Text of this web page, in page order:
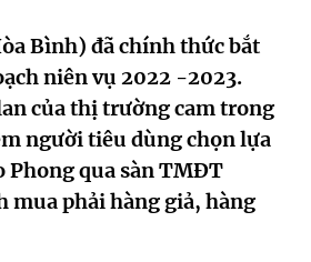
vụ
nghệ
Bình) đã chính thức bắt
niên vụ 2022 -2023.
của thị trường cam trong
người tiêu dùng chọn lựa
Phong qua sàn TMĐT
mua phải hàng giả, hàng